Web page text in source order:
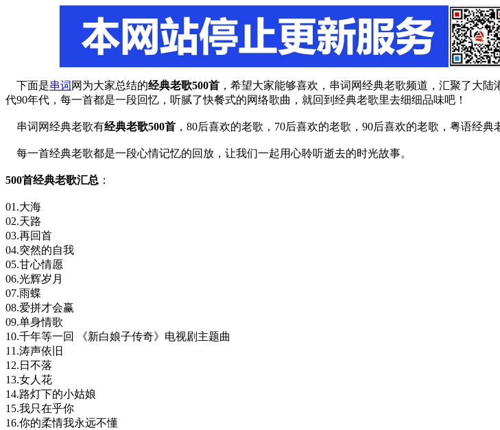
下面是串词 网为大家总结的经典老歌500首 ，希望大家能够喜欢，串词网经典老歌频道，汇聚了大
代90年代，每一首都是一段回忆，听腻了快餐式的网络歌曲，就回到经典老歌里去细细品味吧！
串词网经典老歌有经典老歌500首 ，80后喜欢的老歌，70后喜欢的老歌，90后喜欢的老歌，粤语经
每一首经典老歌都是一段心情记忆的回放，让我们一起用心聆听逝去的时光故事。
500首经典老歌汇总 ：
01.大海
02.天路
03.再回首
04.突然的自我
05.甘心情愿
06.光辉岁月
07.雨蝶
08.爱拼才会赢
09.单身情歌
10.千年等一回 《新白娘子传奇》电视剧主题曲
11.涛声依旧
12.日不落
13.女人花
14.路灯下的小姑娘
15.我只在乎你
16.你的柔情我永远不懂